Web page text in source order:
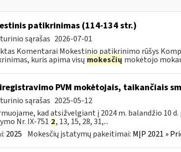
patikrinimas (114-134 str.)
sąrašas 2026-07-01
Komentarai Mokestinio patikrinimo rūšys
kuris apima visų mokesčių mokėtojo
PVM mokėtojais, taikančiais
sąrašas 2025-05-12
kad atsižvelgiant į 2024 m. balandžio 10
Nr. IX-751 2, 13, 15, 28, 31,...
2025 Mokesčių įstatymų pakeitimai: MĮP 2021 »